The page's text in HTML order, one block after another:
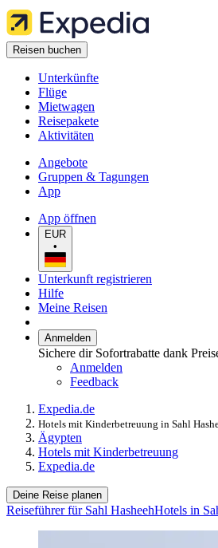
Reisen buchen
Unterkünfte
Flüge
Mietwagen
Reisepakete
Aktivitäten
Angebote
Gruppen & Tagungen
App
App öffnen
EUR
•
Unterkunft registrieren
Hilfe
Meine Reisen
Anmelden
Sichere dir Sofortrabatte dank
Anmelden
Feedback
Expedia.de
Hotels mit Kinderbetreuung in Sahl
Ägypten
Hotels mit Kinderbetreuung
Expedia.de
Deine Reise planen
Reiseführer für Sahl HasheehHotels in